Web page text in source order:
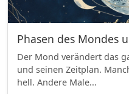
Phasen des Mondes
Der Mond verändert das
und seinen Zeitplan.
hell. Andere Male...